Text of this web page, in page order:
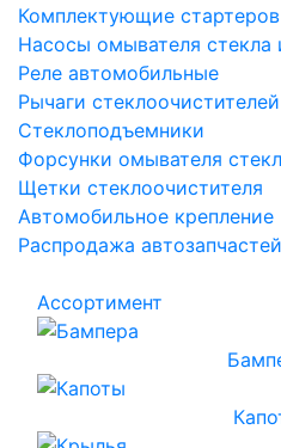
Комплектующие
Насосы омывателя стекла
Реле автомобильные
Рычаги стеклоочистителей
Стеклоподъемники
Форсунки омывателя
Щетки стеклоочистителя
Автомобильное крепление
Распродажа автозапчастей
Ассортимент